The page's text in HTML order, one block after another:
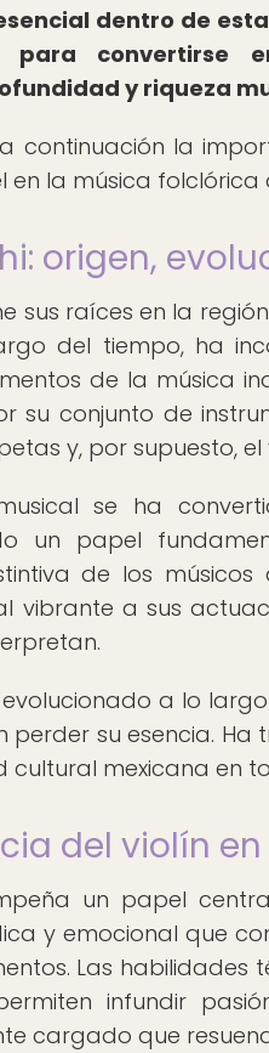
dentro de
para convertirse
y riqueza
continuación la
en la música folclórica
origen,
sus raíces en la
del tiempo, ha
de la música
su conjunto de
y, por supuesto, el
se ha
un papel
de los
vibrante a sus
a lo
perder su esencia.
cultural mexicana en
del violín
un papel
y emocional que
Las habilidades
infundir
cargado que